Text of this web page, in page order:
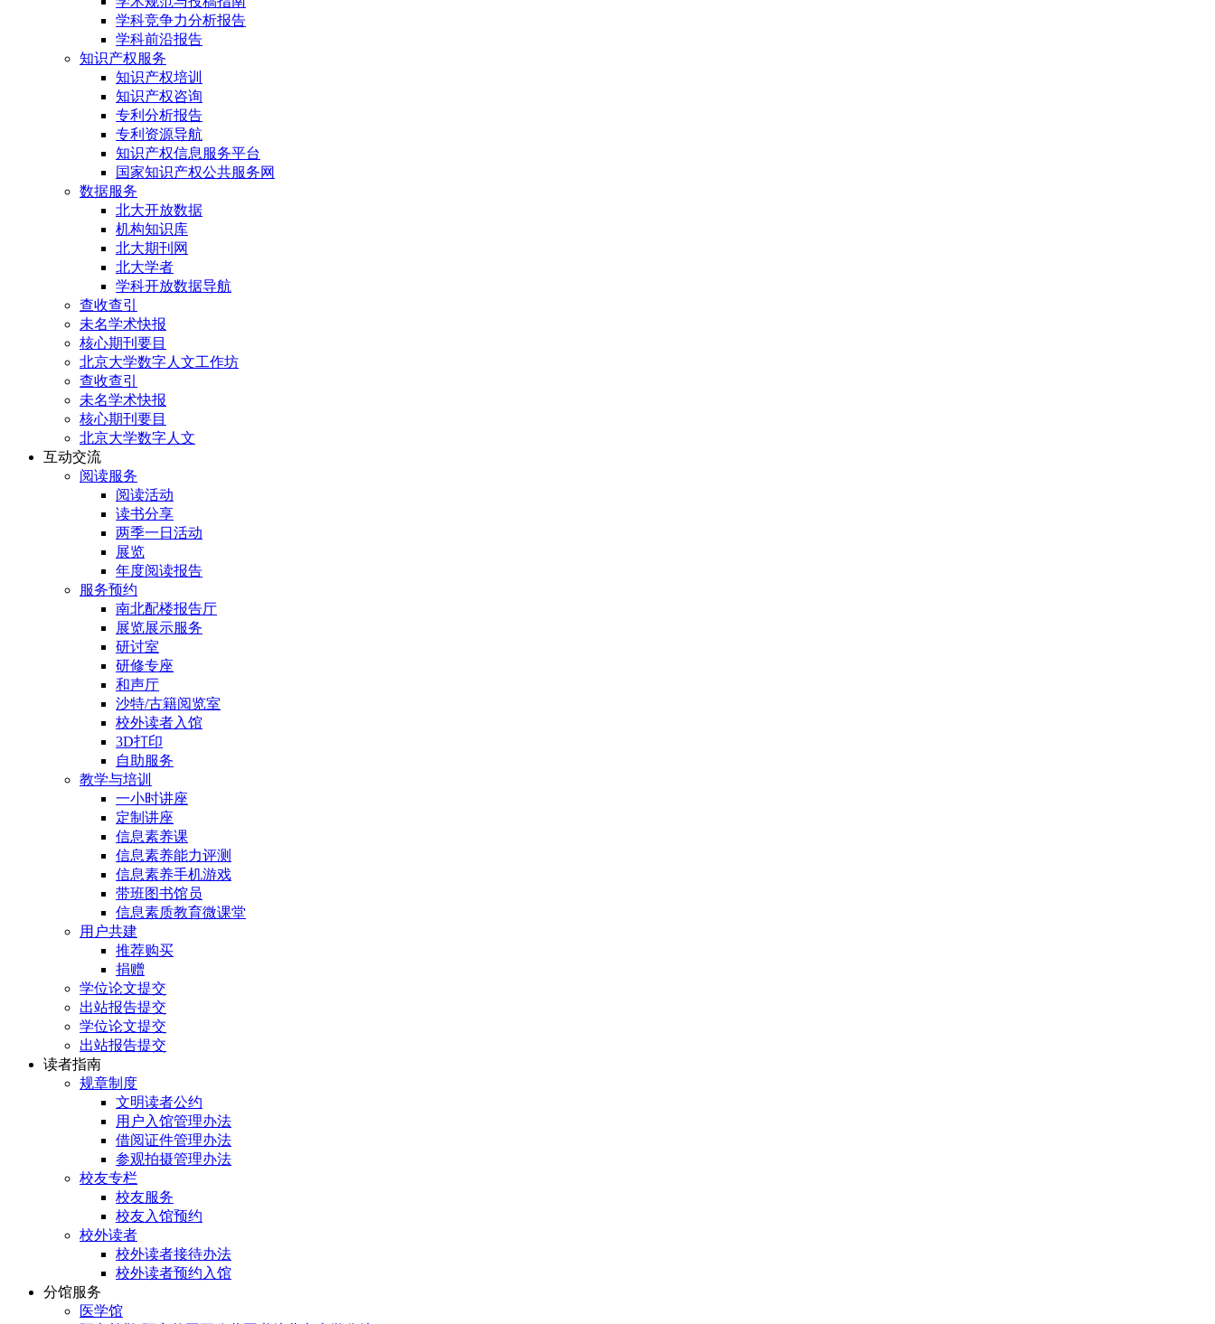
学科竞争力分析报告
学科前沿报告
知识产权服务
知识产权培训
知识产权咨询
专利分析报告
专利资源导航
知识产权信息服务平台
国家知识产权公共服务网
数据服务
北大开放数据
机构知识库
北大期刊网
北大学者
学科开放数据导航
查收查引
未名学术快报
核心期刊要目
北京大学数字人文工作坊
查收查引
未名学术快报
核心期刊要目
北京大学数字人文
互动交流
阅读服务
阅读活动
读书分享
两季一日活动
展览
年度阅读报告
服务预约
南北配楼报告厅
展览展示服务
研讨室
研修专座
和声厅
沙特/古籍阅览室
校外读者入馆
3D打印
自助服务
教学与培训
一小时讲座
定制讲座
信息素养课
信息素养能力评测
信息素养手机游戏
带班图书馆员
信息素质教育微课堂
用户共建
推荐购买
捐赠
学位论文提交
出站报告提交
学位论文提交
出站报告提交
读者指南
规章制度
文明读者公约
用户入馆管理办法
借阅证件管理办法
参观拍摄管理办法
校友专栏
校友服务
校友入馆预约
校外读者
校外读者接待办法
校外读者预约入馆
分馆服务
医学馆